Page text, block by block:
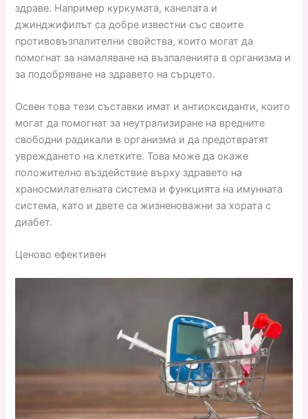
здраве. Например куркумата, канелата и
джинджифилът са добре известни със своите
противовъзпалителни свойства, които могат да
помогнат за намаляване на възпаленията в организма и
за подобряване на здравето на сърцето.
Освен това тези съставки имат и антиоксиданти, които
могат да помогнат за неутрализиране на вредните
свободни радикали в организма и да предотвратят
увреждането на клетките. Това може да окаже
положително въздействие върху здравето на
храносмилателната система и функцията на имунната
система, като и двете са жизненоважни за хората с
диабет.
Ценово ефективен